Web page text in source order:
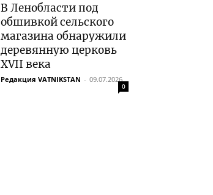
В Ленобласти под
обшивкой сельского
магазина обнаружили
деревянную церковь
XVII века
Редакция VATNIKSTAN - 09.07.2026
0